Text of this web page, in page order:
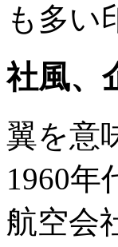
も多い
社風、
翼を意
1960年
航空会